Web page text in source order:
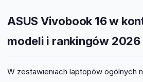
ASUS Vivobook 16 w
modeli i rankingów 2026
W zestawieniach laptopów ogólnych